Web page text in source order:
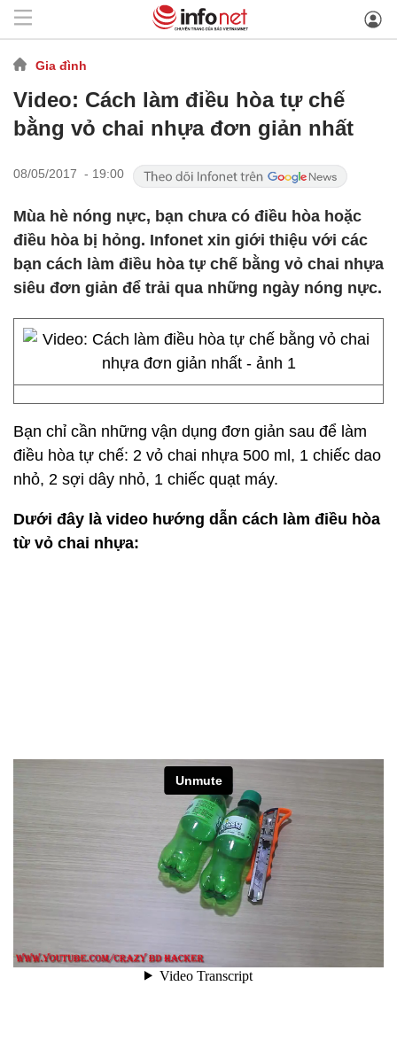
Gia đình
Video: Cách làm điều hòa tự chế
bằng vỏ chai nhựa đơn giản nhất
08/05/2017 - 19:00
Mùa hè nóng nực, bạn chưa có điều hòa hoặc
điều hòa bị hỏng. Infonet xin giới thiệu với các
bạn cách làm điều hòa tự chế bằng vỏ chai nhựa
siêu đơn giản để trải qua những ngày nóng nực.
Bạn chỉ cần những vận dụng đơn giản sau để làm
điều hòa tự chế: 2 vỏ chai nhựa 500 ml, 1 chiếc dao
nhỏ, 2 sợi dây nhỏ, 1 chiếc quạt máy.
Dưới đây là video hướng dẫn cách làm điều hòa
từ vỏ chai nhựa: